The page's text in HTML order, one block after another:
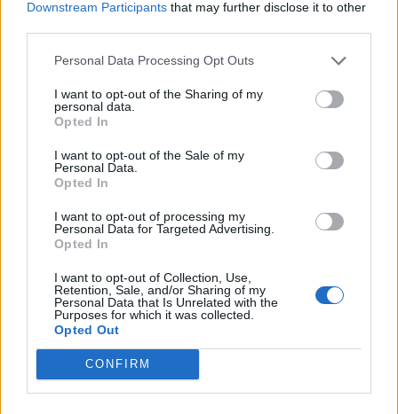
Downstream Participants that may further disclose it to other
Personal Data Processing Opt Outs
I want to opt-out of the Sharing of my
personal data.
Opted In
I want to opt-out of the Sale of my
Personal Data.
Opted In
I want to opt-out of processing my
Personal Data for Targeted Advertising.
Opted In
I want to opt-out of Collection, Use,
Retention, Sale, and/or Sharing of my
Personal Data that Is Unrelated with the
Purposes for which it was collected.
Opted Out
CONFIRM
ΔΙΑΒΆΣΤΕ ΕΠΊΣΗΣ:
Συλλήψεις στη Θεσσαλία σε υποθέσεις με
ναρκωτικά, παραβάσεις του ΚΟΚ, καταδικαστικές
αποφάσεις και κατοχή όπλου